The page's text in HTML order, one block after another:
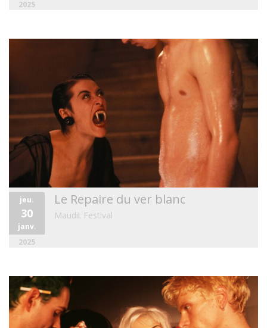
2025
jeu.
30
janv.
2025
Le Repaire du ver blanc
Maudit Festival